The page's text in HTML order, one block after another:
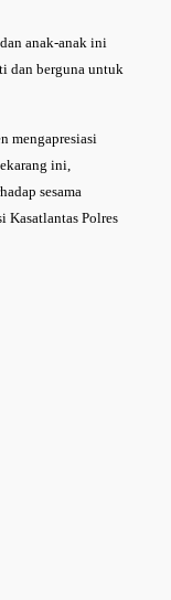
anak-anak ini
dan berguna untuk
mengapresiasi
ini,
sesama
Kasatlantas Polres